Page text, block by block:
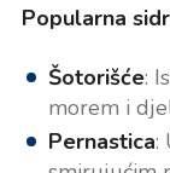
Popularna
Šotorišće:
morem i
Pernastica: